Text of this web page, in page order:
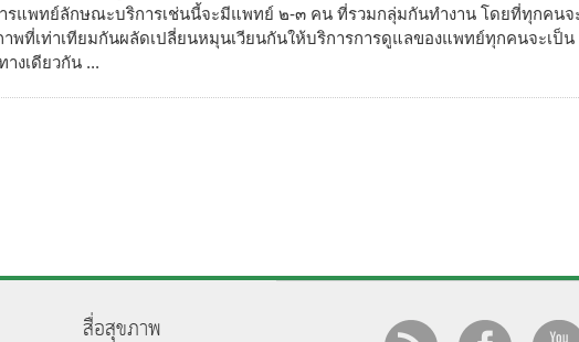
รแพทย์ลักษณะบริการเช่นนี้จะมีแพทย์ ๒-๓ คน ที่รวมกลุ่มกันทำงาน โดยที่ทุกคนจ
พที่เท่าเทียมกันผลัดเปลี่ยนหมุนเวียนกันให้บริการการดูแลของแพทย์ทุกคนจะเป็น
างเดียวกัน ...
สื่อสุขภาพ